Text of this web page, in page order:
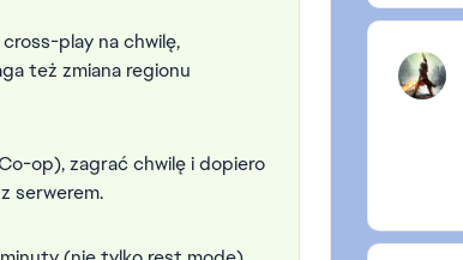
play na chwilę,
też zmiana regionu
op), zagrać chwilę i dopiero
serwerem.